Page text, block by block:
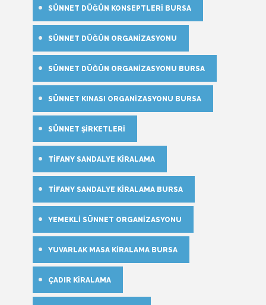
SÜNNET DÜĞÜN KONSEPTLERI BURSA
SÜNNET DÜĞÜN ORGANIZASYONU
SÜNNET DÜĞÜN ORGANIZASYONU BURSA
SÜNNET KINASI ORGANIZASYONU BURSA
SÜNNET ŞIRKETLERI
TIFANY SANDALYE KIRALAMA
TIFANY SANDALYE KIRALAMA BURSA
YEMEKLI SÜNNET ORGANIZASYONU
YUVARLAK MASA KIRALAMA BURSA
ÇADIR KIRALAMA